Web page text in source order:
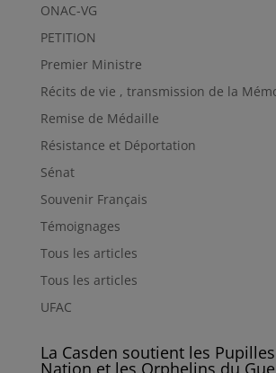
ONAC-VG
PETITION
Premier Ministre
Récits de vie , transmission de la
Remise de Médaille
Résistance et Déportation
Sénat
Souvenir Français
Témoignages
Tous les articles
Tous les articles
UFAC
La Casden soutient les
Nation et les Orphelins du